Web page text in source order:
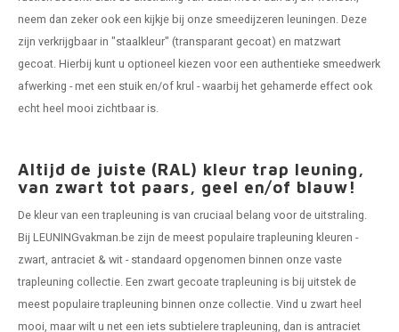
neem dan zeker ook een kijkje bij onze smeedijzeren leuningen. Deze
zijn verkrijgbaar in "staalkleur" (transparant gecoat) en matzwart
gecoat. Hierbij kunt u optioneel kiezen voor een authentieke smeedwerk
afwerking - met een stuik en/of krul - waarbij het gehamerde effect ook
echt heel mooi zichtbaar is.
Altijd de juiste (RAL) kleur trap leuning,
van zwart tot paars, geel en/of blauw!
De kleur van een trapleuning is van cruciaal belang voor de uitstraling.
Bij LEUNINGvakman.be zijn de meest populaire trapleuning kleuren -
zwart, antraciet & wit - standaard opgenomen binnen onze vaste
trapleuning collectie. Een zwart gecoate trapleuning is bij uitstek de
meest populaire trapleuning binnen onze collectie. Vind u zwart heel
mooi, maar wilt u net een iets subtielere trapleuning, dan is antraciet